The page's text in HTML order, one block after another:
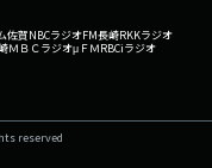
佐賀NBCラジオFM長崎RKKラジオ
ＭＢＣラジオμＦＭRBCiラジオ
reserved